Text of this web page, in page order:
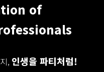
of
, 인생을 파티처럼!